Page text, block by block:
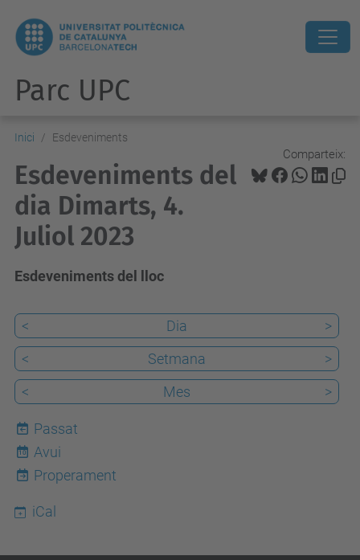
Parc UPC
Inici Esdeveniments
Comparteix:
Esdeveniments del
dia Dimarts, 4.
Juliol 2023
Esdeveniments del lloc
< Dia
>
<
Setmana
>
<
Mes >
Passat
10
Avui
Properament
iCal